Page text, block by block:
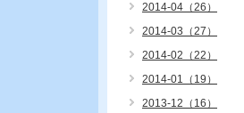
2014-04（26）
2014-03（27）
2014-02（22）
2014-01（19）
2013-12（16）